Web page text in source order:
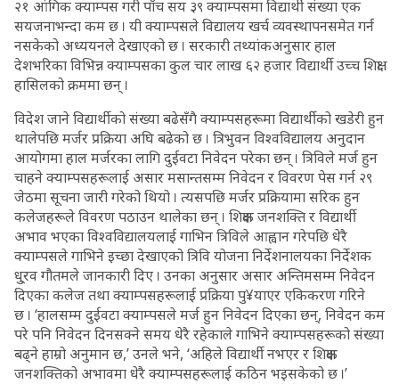
२१ आंगिक क्याम्पस गरी पाँच सय ३९ क्याम्पसमा विद्यार्थी संख्या एक
सयजनाभन्दा कम छ । यी क्याम्पसले विद्यालय खर्च व्यवस्थापनसमेत गर्न
नसकेको अध्ययनले देखाएको छ । सरकारी तथ्यांकअनुसार हाल
देशभरिका विभिन्न क्याम्पसका कुल चार लाख ६२ हजार विद्यार्थी उच्च शिक्षा
हासिलको क्रममा छन् ।
विदेश जाने विद्यार्थीको संख्या बढेसँगै क्याम्पसहरूमा विद्यार्थीको खडेरी हुन
थालेपछि मर्जर प्रक्रिया अघि बढेको छ । त्रिभुवन विश्वविद्यालय अनुदान
आयोगमा हाल मर्जरका लागि दुईवटा निवेदन परेका छन् । त्रिविले मर्ज हुन
चाहने क्याम्पसहरूलाई असार मसान्तसम्म निवेदन र विवरण पेस गर्न २९
जेठमा सूचना जारी गरेको थियो । त्यसपछि मर्जर प्रक्रियामा सरिक हुन
कलेजहरूले विवरण पठाउन थालेका छन् । शिक्षक जनशक्ति र विद्यार्थी
अभाव भएका विश्वविद्यालयलाई गाभिन त्रिविले आह्वान गरेपछि धेरै
क्याम्पसले गाभिने इच्छा देखाएको त्रिवि योजना निर्देशनालयका निर्देशक
धु्रव गौतमले जानकारी दिए । उनका अनुसार असार अन्तिमसम्म निवेदन
दिएका कलेज तथा क्याम्पसहरूलाई प्रक्रिया पु¥याएर एकिकरण गरिने
छ । ‘हालसम्म दुईवटा क्याम्पसले मर्ज हुन निवेदन दिएका छन्, निवेदन कम
परे पनि निवेदन दिनसक्ने समय धेरै रहेकाले गाभिने क्याम्पसहरूको संख्या
बढ्ने हाम्रो अनुमान छ,’ उनले भने, ‘अहिले विद्यार्थी नभएर र शिक्षक
जनशक्तिको अभावमा धेरै क्याम्पसहरूलाई कठिन भइसकेको छ ।’